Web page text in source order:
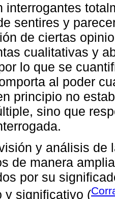
interrogantes
sentires y
de ciertas
cualitativas y
lo que se
al poder
principio no
sino que
y análisis de
de manera
por su
y significativo (